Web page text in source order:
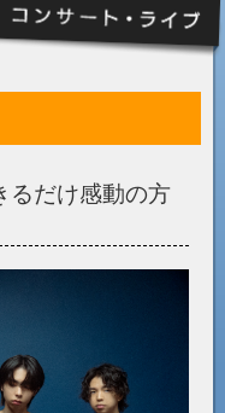
るだけ感動の方